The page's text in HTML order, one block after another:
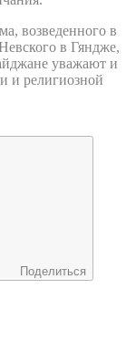
возведенного в
в Гяндже,
уважают и
и религиозной
Поделиться